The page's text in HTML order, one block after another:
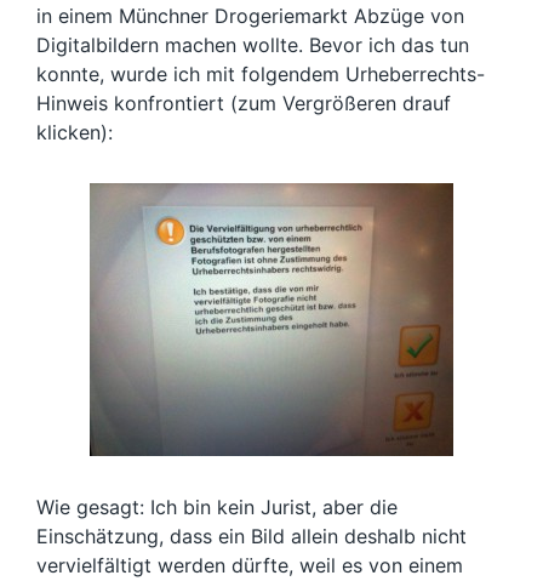
in einem Münchner Drogeriemarkt Abzüge von
Digitalbildern machen wollte. Bevor ich das tun
konnte, wurde ich mit folgendem Urheberrechts-
Hinweis konfrontiert (zum Vergrößeren drauf
klicken):
Wie gesagt: Ich bin kein Jurist, aber die
Einschätzung, dass ein Bild allein deshalb nicht
vervielfältigt werden dürfte, weil es von einem